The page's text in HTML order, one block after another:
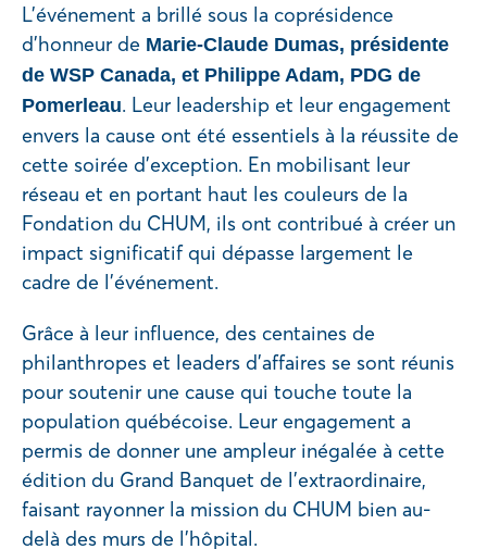
L’événement a brillé sous la coprésidence
d’honneur de Marie-Claude Dumas, présidente
de WSP Canada, et Philippe Adam, PDG de
Pomerleau. Leur leadership et leur engagement
envers la cause ont été essentiels à la réussite de
cette soirée d’exception. En mobilisant leur
réseau et en portant haut les couleurs de la
Fondation du CHUM, ils ont contribué à créer un
impact significatif qui dépasse largement le
cadre de l’événement.
Grâce à leur influence, des centaines de
philanthropes et leaders d’affaires se sont réunis
pour soutenir une cause qui touche toute la
population québécoise. Leur engagement a
permis de donner une ampleur inégalée à cette
édition du Grand Banquet de l’extraordinaire,
faisant rayonner la mission du CHUM bien au-
delà des murs de l’hôpital.